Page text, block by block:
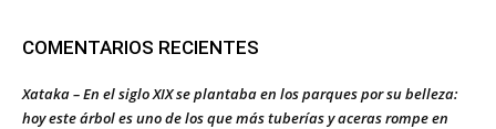
COMENTARIOS RECIENTES
Xataka – En el siglo XIX se plantaba en los parques por su belleza:
hoy este árbol es uno de los que más tuberías y aceras rompe en